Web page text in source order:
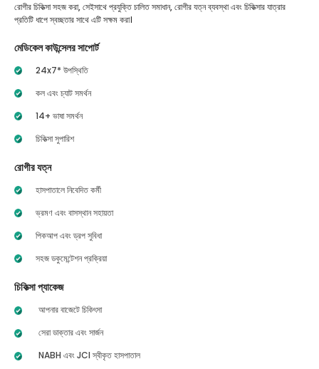
রোগীর চিকিত্সা সহজ করা, সেইসাথে প্রযুক্তি চালিত সমাধান, রোগীর যত্ন ব্যবস্থা এবং চিকিত্সার যাত্রার
প্রতিটি ধাপে স্বচ্ছতার সাথে এটি সক্ষম করা।
মেডিকেল কাউন্সেলর সাপোর্ট
24x7* উপস্থিতি
কল এবং চ্যাট সমর্থন
14+ ভাষা সমর্থন
চিকিত্সা সুপারিশ
রোগীর যত্ন
হাসপাতালে নিবেদিত কর্মী
ভ্রমণ এবং বাসস্থান সহায়তা
পিকআপ এবং ড্রপ সুবিধা
সহজ ডকুমেন্টেশন প্রক্রিয়া
চিকিত্সা প্যাকেজ
আপনার বাজেটে চিকিৎসা
সেরা ডাক্তার এবং সার্জন
NABH এবং JCI স্বীকৃত হাসপাতাল